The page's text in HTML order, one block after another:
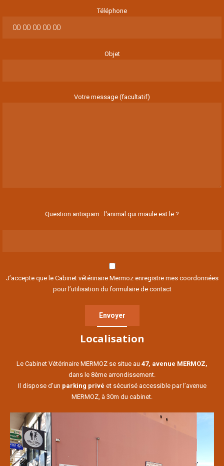
Téléphone
Objet
Votre message (facultatif)
Question antispam : l'animal qui miaule est le ?
J’accepte que le Cabinet vétérinaire Mermoz enregistre mes coordonnées
pour l’utilisation du formulaire de contact
Localisation
Le Cabinet Vétérinaire MERMOZ se situe au 47, avenue MERMOZ,
dans le 8ème arrondissement.
Il dispose d’un parking privé et sécurisé accessible par l’avenue
MERMOZ, à 30m du cabinet.